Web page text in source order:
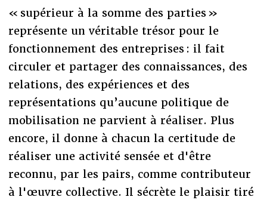
« supérieur à la somme des parties »
représente un véritable trésor pour le
fonctionnement des entreprises : il fait
circuler et partager des connaissances, des
relations, des expériences et des
représentations qu’aucune politique de
mobilisation ne parvient à réaliser. Plus
encore, il donne à chacun la certitude de
réaliser une activité sensée et d'être
reconnu, par les pairs, comme contributeur
à l'œuvre collective. Il sécrète le plaisir tiré